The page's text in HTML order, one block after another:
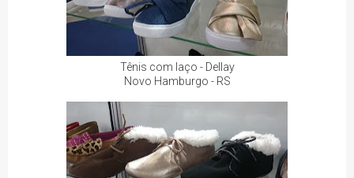
Tênis com laço - Dellay
Novo Hamburgo - RS